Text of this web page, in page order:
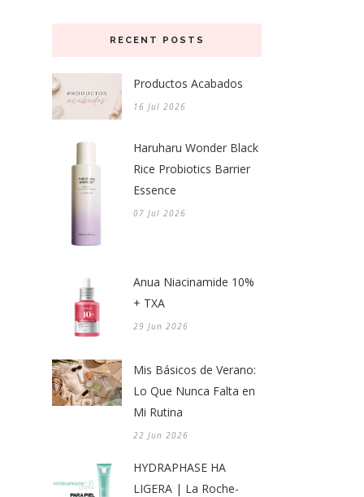
RECENT POSTS
Productos Acabados
16 Jul 2026
Haruharu Wonder Black
Rice Probiotics Barrier
Essence
07 Jul 2026
Anua Niacinamide 10%
+ TXA
29 Jun 2026
Mis Básicos de Verano:
Lo Que Nunca Falta en
Mi Rutina
22 Jun 2026
HYDRAPHASE HA
LIGERA | La Roche-